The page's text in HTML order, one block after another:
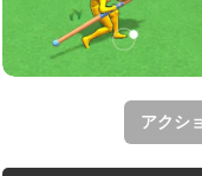
アクシ